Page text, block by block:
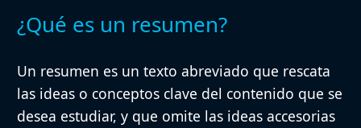
¿Qué es un resumen?
Un resumen es un texto abreviado que rescata
las ideas o conceptos clave del contenido que se
desea estudiar, y que omite las ideas accesorias